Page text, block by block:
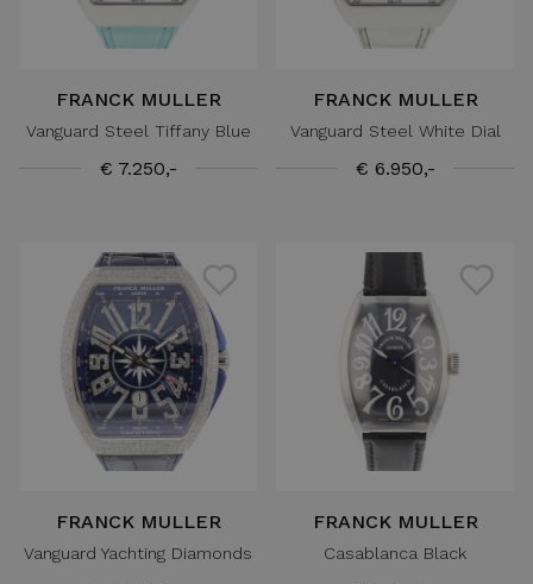
FRANCK MULLER
Vanguard Steel Tiffany Blue
€ 7.250,-
FRANCK MULLER
Vanguard Steel White Dial
€ 6.950,-
FRANCK MULLER
Vanguard Yachting Diamonds
FRANCK MULLER
Casablanca Black